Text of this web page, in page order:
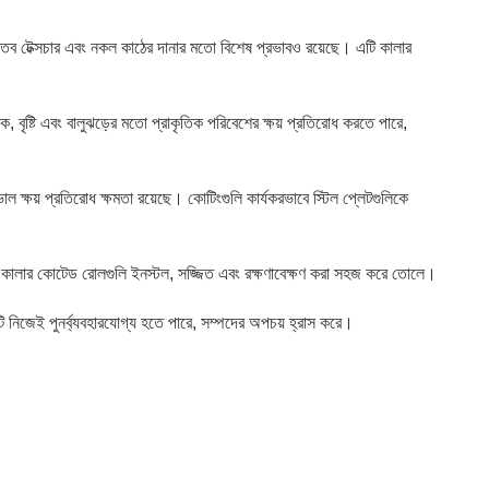
এবং নকল কাঠের দানার মতো বিশেষ প্রভাবও রয়েছে। এটি কালার
বৃষ্টি এবং বালুঝড়ের মতো প্রাকৃতিক পরিবেশের ক্ষয় প্রতিরোধ করতে পারে,
ক্ষয় প্রতিরোধ ক্ষমতা রয়েছে। কোটিংগুলি কার্যকরভাবে স্টিল প্লেটগুলিকে
কালার কোটেড রোলগুলি ইনস্টল, সজ্জিত এবং রক্ষণাবেক্ষণ করা সহজ করে তোলে।
পুনর্ব্যবহারযোগ্য হতে পারে, সম্পদের অপচয় হ্রাস করে।